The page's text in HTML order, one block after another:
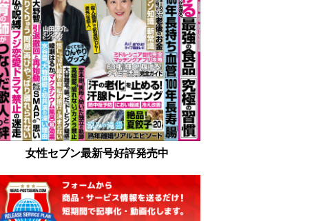
女性セブン最新号好評発売中